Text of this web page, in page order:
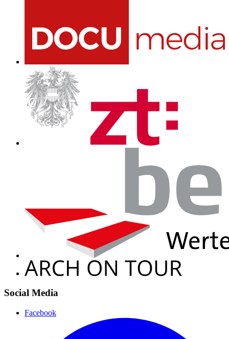
Social Media
Facebook